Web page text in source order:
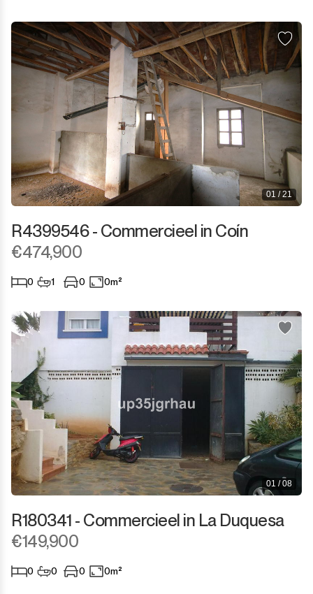
01 / 21
R4399546 - Commercieel in Coín
€474,900
0 1 0 0m²
01 / 08
R180341 - Commercieel in La Duquesa
€149,900
0 0 0 0m²